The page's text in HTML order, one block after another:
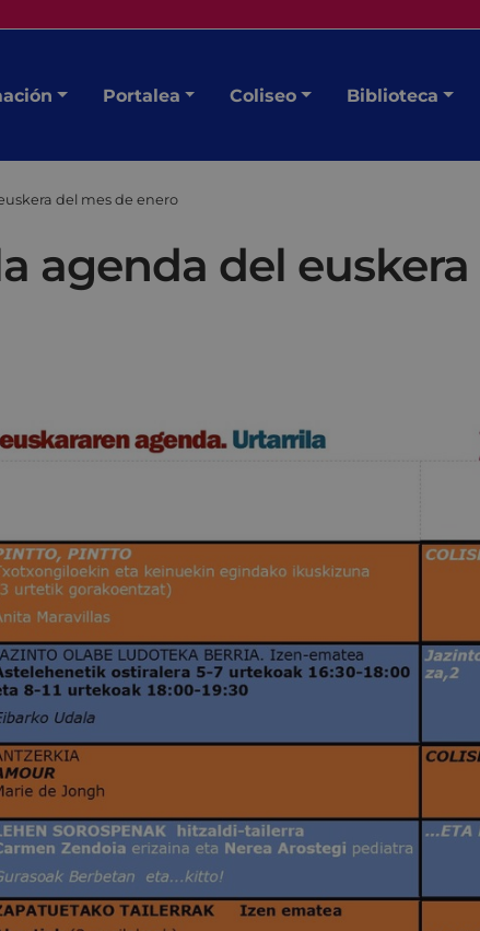
Portalea Coliseo Biblioteca
del mes de enero
agenda del